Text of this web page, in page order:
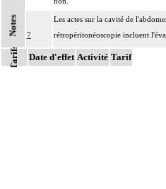
Notes 7
Les actes sur la cavité de
rétropéritonéoscopie incluent
associée, la toilette péritonéale et/
Les actes sur la cavité de
Tarifs Date d'effet Activité Tarif